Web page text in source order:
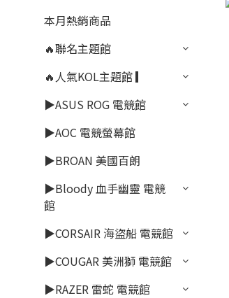
本月熱銷商品
🔥聯名主題館
🔥人氣KOL主題館 ▎
▶ASUS ROG 電競館
▶AOC 電競螢幕館
▶BROAN 美國百朗
▶Bloody 血手幽靈 電競
館
▶CORSAIR 海盜船 電競館
▶COUGAR 美洲獅 電競館
▶RAZER 雷蛇 電競館